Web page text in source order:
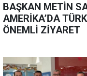
BAŞKAN METİN
AMERİKA’DA
ÖNEMLİ ZİYARET